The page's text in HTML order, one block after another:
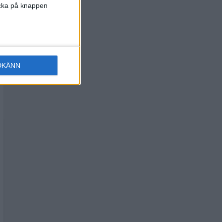
på knappen